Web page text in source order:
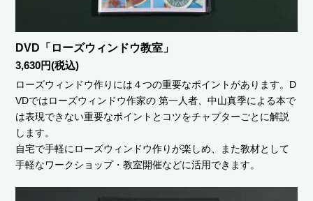
DVD「ローズウィンドウ教室」
3,630円(税込)
ローズウィンドウ作りには４つの重要なポイントがあります。D
VDではローズウィンドウ作家の 第一人者、中山真季による本で
は表現できない重要なポイントとコツをチャプターごとに解説
します。
自宅で手軽にローズウィンドウ作りが楽しめ、また教材として
手軽なワークショップ・教室開催などに活用できます。